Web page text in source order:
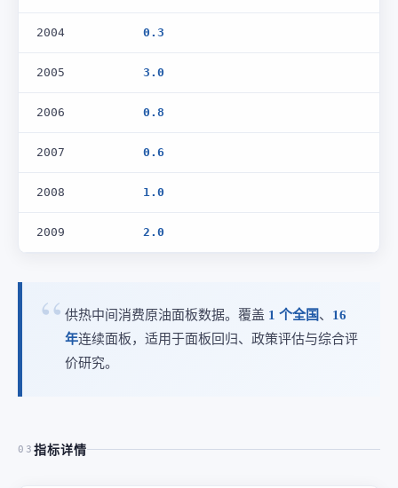
2004 0.3
2005 3.0
2006 0.8
2007 0.6
2008 1.0
2009 2.0
供热中间消费原油面板数据。覆盖 1 个全国、 16
年连续面板，适用于面板回归、政策评估与综合评
价研究。
03 指标详情